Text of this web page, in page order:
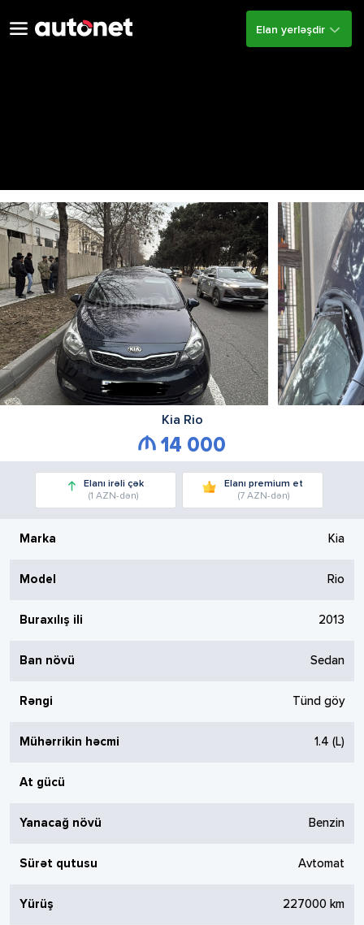
Elan yerləşdir
Kia Rio
14 000
Elanı irəli çək
(1 AZN-dən)
Elanı premium et
(7 AZN-dən)
Marka Kia
Model Rio
Buraxılış ili 2013
Ban növü Sedan
Rəngi Tünd göy
Mühərrikin həcmi 1.4 (L)
At gücü
Yanacağ növü Benzin
Sürət qutusu Avtomat
Yürüş 227000 km